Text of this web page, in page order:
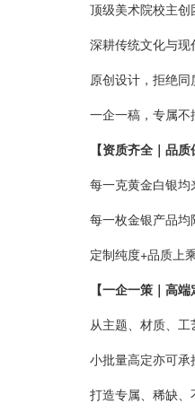
顶级美术院校主创
深耕传统文化与现
原创设计，拒绝同
一企一稿，专属不
【资质齐全｜品质
每一克黄金白银均
每一枚金银产品均
定制纯度+品质上
【一企一策｜高端
从主题、材质、
小批量高定亦可承
打造专属、稀缺